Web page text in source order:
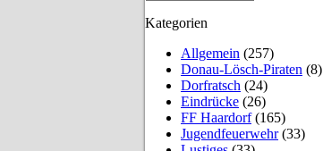
Kategorien
Allgemein (257)
Donau-Lösch-Piraten (8)
Dorfratsch (24)
Eindrücke (26)
FF Haardorf(165)
Jugendfeuerwehr(33)